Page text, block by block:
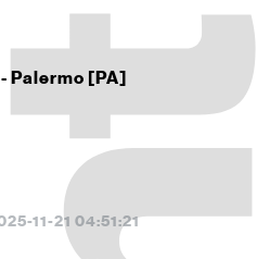
Palermo [PA]
11-21 04:51:21